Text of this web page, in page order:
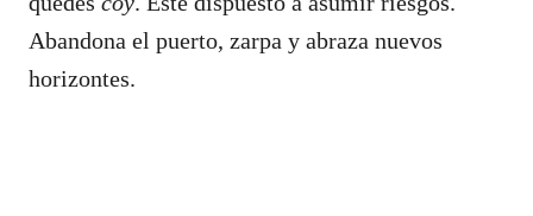
Abandona el puerto, zarpa y abraza nuevos
horizontes.